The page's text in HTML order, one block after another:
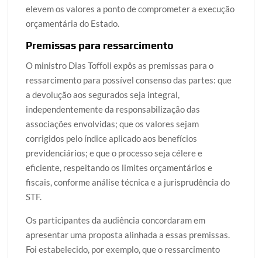
elevem os valores a ponto de comprometer a execução
orçamentária do Estado.
Premissas para ressarcimento
O ministro Dias Toffoli expôs as premissas para o
ressarcimento para possível consenso das partes: que
a devolução aos segurados seja integral,
independentemente da responsabilização das
associações envolvidas; que os valores sejam
corrigidos pelo índice aplicado aos benefícios
previdenciários; e que o processo seja célere e
eficiente, respeitando os limites orçamentários e
fiscais, conforme análise técnica e a jurisprudência do
STF.
Os participantes da audiência concordaram em
apresentar uma proposta alinhada a essas premissas.
Foi estabelecido, por exemplo, que o ressarcimento